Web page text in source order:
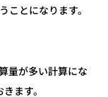
ことになります。
量が多い計算にな
ます。